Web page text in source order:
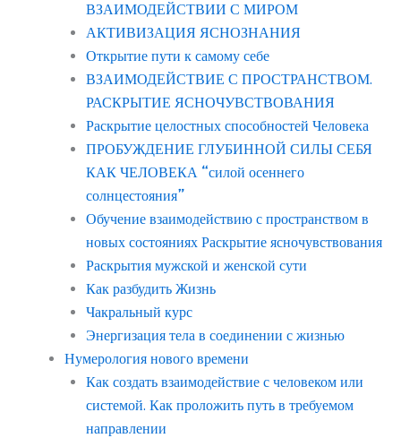
ВЗАИМОДЕЙСТВИИ С МИРОМ
АКТИВИЗАЦИЯ ЯСНОЗНАНИЯ
Открытие пути к самому себе
ВЗАИМОДЕЙСТВИЕ С ПРОСТРАНСТВОМ.
РАСКРЫТИЕ ЯСНОЧУВСТВОВАНИЯ
Раскрытие целостных способностей Человека
ПРОБУЖДЕНИЕ ГЛУБИННОЙ СИЛЫ СЕБЯ
КАК ЧЕЛОВЕКА “силой осеннего
солнцестояния”
Обучение взаимодействию с пространством в
новых состояниях Раскрытие ясночувствования
Раскрытия мужской и женской сути
Как разбудить Жизнь
Чакральный курс
Энергизация тела в соединении с жизнью
Нумерология нового времени
Как создать взаимодействие с человеком или
системой. Как проложить путь в требуемом
направлении